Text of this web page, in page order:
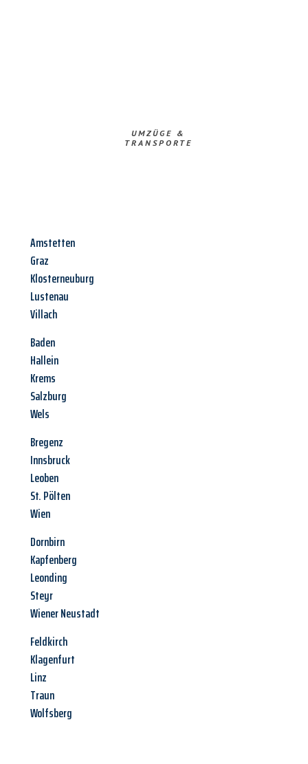
UMZÜGE &
TRANSPORTE
Amstetten
Graz
Klosterneuburg
Lustenau
Villach
Baden
Hallein
Krems
Salzburg
Wels
Bregenz
Innsbruck
Leoben
St. Pölten
Wien
Dornbirn
Kapfenberg
Leonding
Steyr
Wiener Neustadt
Feldkirch
Klagenfurt
Linz
Traun
Wolfsberg